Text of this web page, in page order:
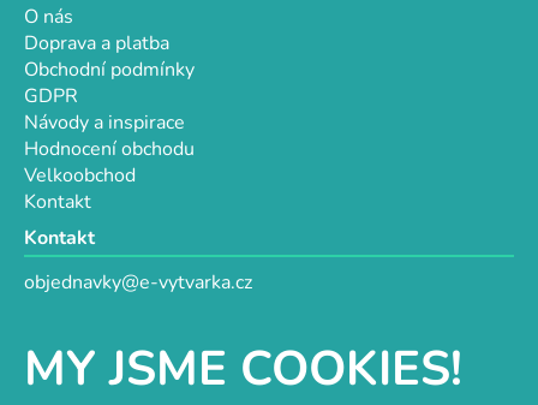
MY JSME COOKIES!
O nás
Doprava a platba
Obchodní podmínky
GDPR
Návody a inspirace
Hodnocení obchodu
Velkoobchod
Kontakt
Kontakt
objednavky@e-vytvarka.cz
Facebook